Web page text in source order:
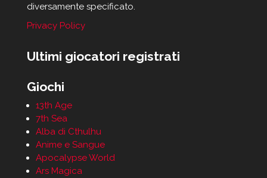
diversamente specificato.
Privacy Policy
Ultimi giocatori registrati
Giochi
13th Age
7th Sea
Alba di Cthulhu
Anime e Sangue
Apocalypse World
Ars Magica